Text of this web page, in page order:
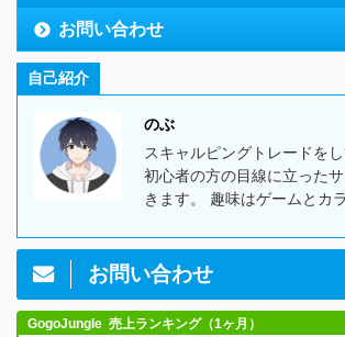
お問い合わせ
自己紹介
のぶ
スキャルピングトレードを
初心者の方の目線に立った
きます。 趣味はゲームとカ
お問い合わせ